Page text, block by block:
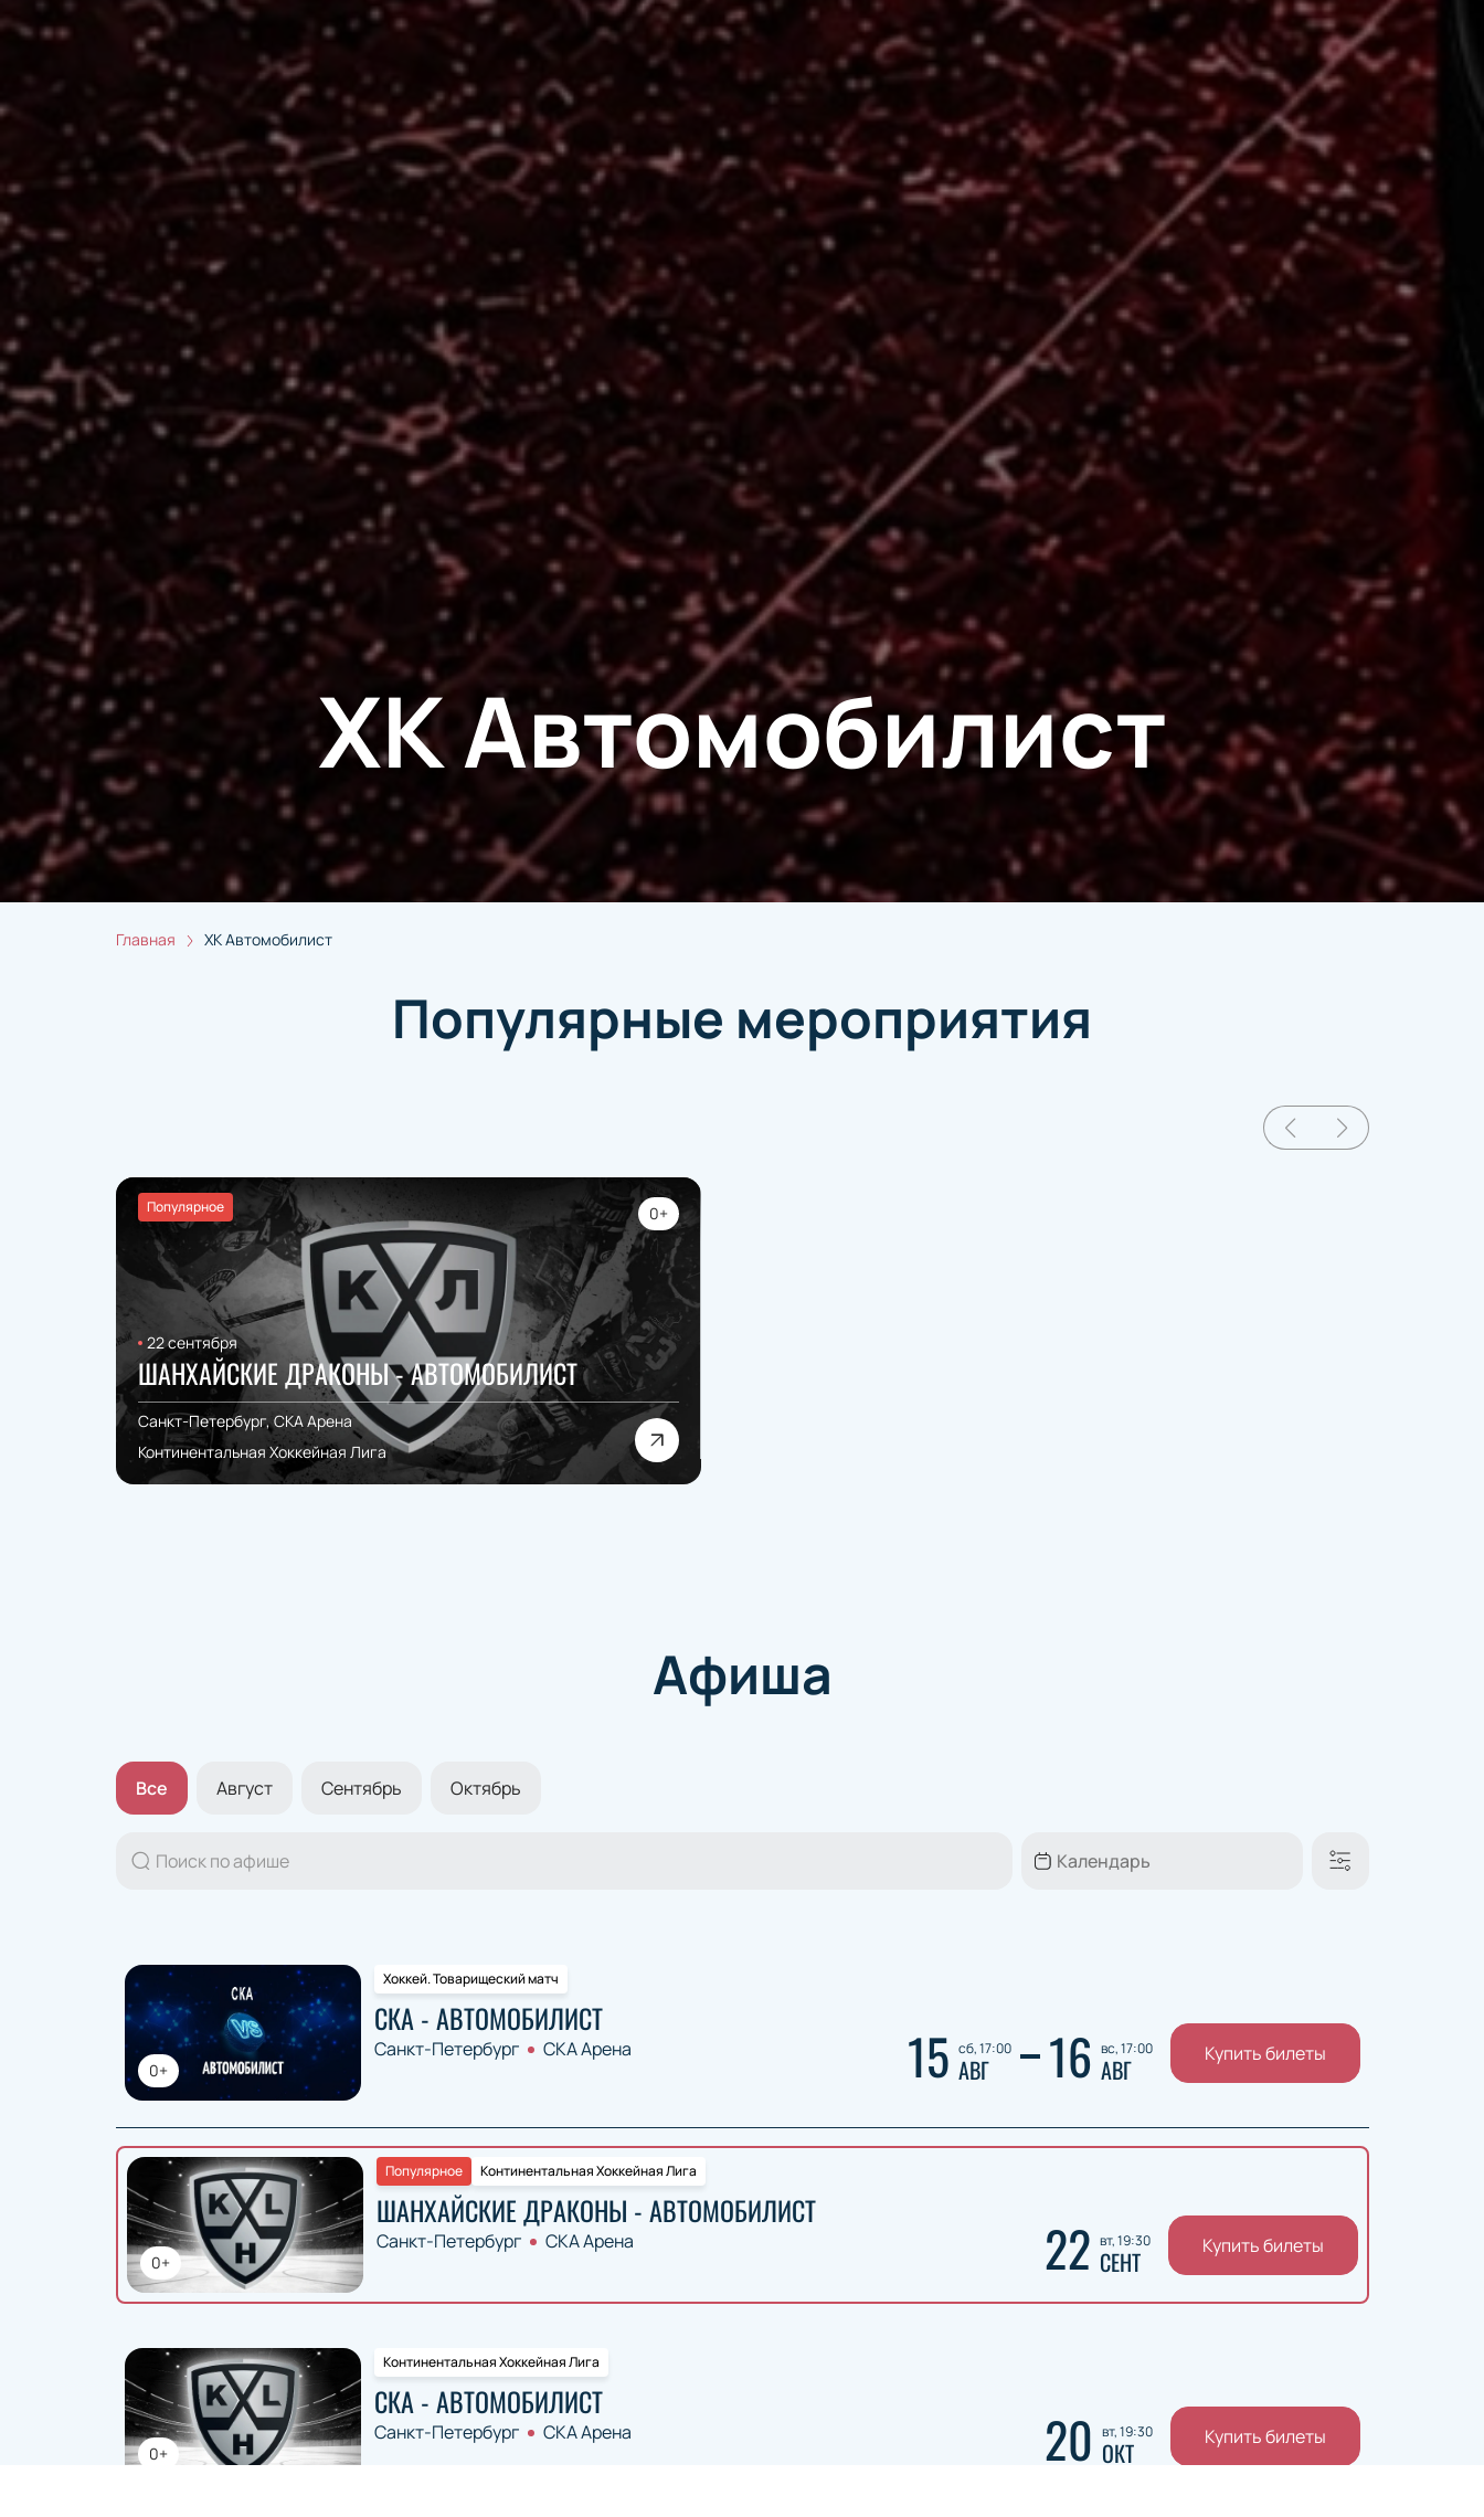
ХК Автомобилист
Главная ХК Автомобилист
Популярные мероприятия
Популярное 0+
22 сентября
ШАНХАЙСКИЕ ДРАКОНЫ - АВТОМОБИЛИСТ
Санкт-Петербург, СКА Арена
Континентальная Хоккейная Лига
Афиша
Все Август Сентябрь Октябрь
0+
Хоккей. Товарищеский матч
СКА - АВТОМОБИЛИСТ
Санкт-Петербург СКА Арена 15 сб, 17:00
АВГ 16 вс, 17:00
АВГ Купить билеты
0+
Континентальная Хоккейная Лига
Популярное
ШАНХАЙСКИЕ ДРАКОНЫ - АВТОМОБИЛИСТ
Санкт-Петербург СКА Арена 22 вт, 19:30
СЕНТ Купить билеты
0+
Континентальная Хоккейная Лига
СКА - АВТОМОБИЛИСТ
Санкт-Петербург СКА Арена 20 вт, 19:30
ОКТ Купить билеты